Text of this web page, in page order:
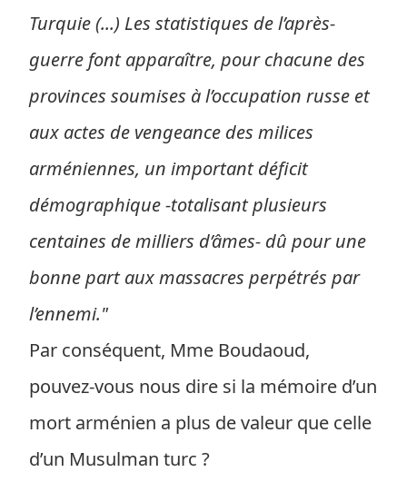
Turquie (...) Les statistiques de l’après-
guerre font apparaître, pour chacune des
provinces soumises à l’occupation russe et
aux actes de vengeance des milices
arméniennes, un important déficit
démographique -totalisant plusieurs
centaines de milliers d’âmes- dû pour une
bonne part aux massacres perpétrés par
l’ennemi."
Par conséquent, Mme Boudaoud,
pouvez-vous nous dire si la mémoire d’un
mort arménien a plus de valeur que celle
d’un Musulman turc ?